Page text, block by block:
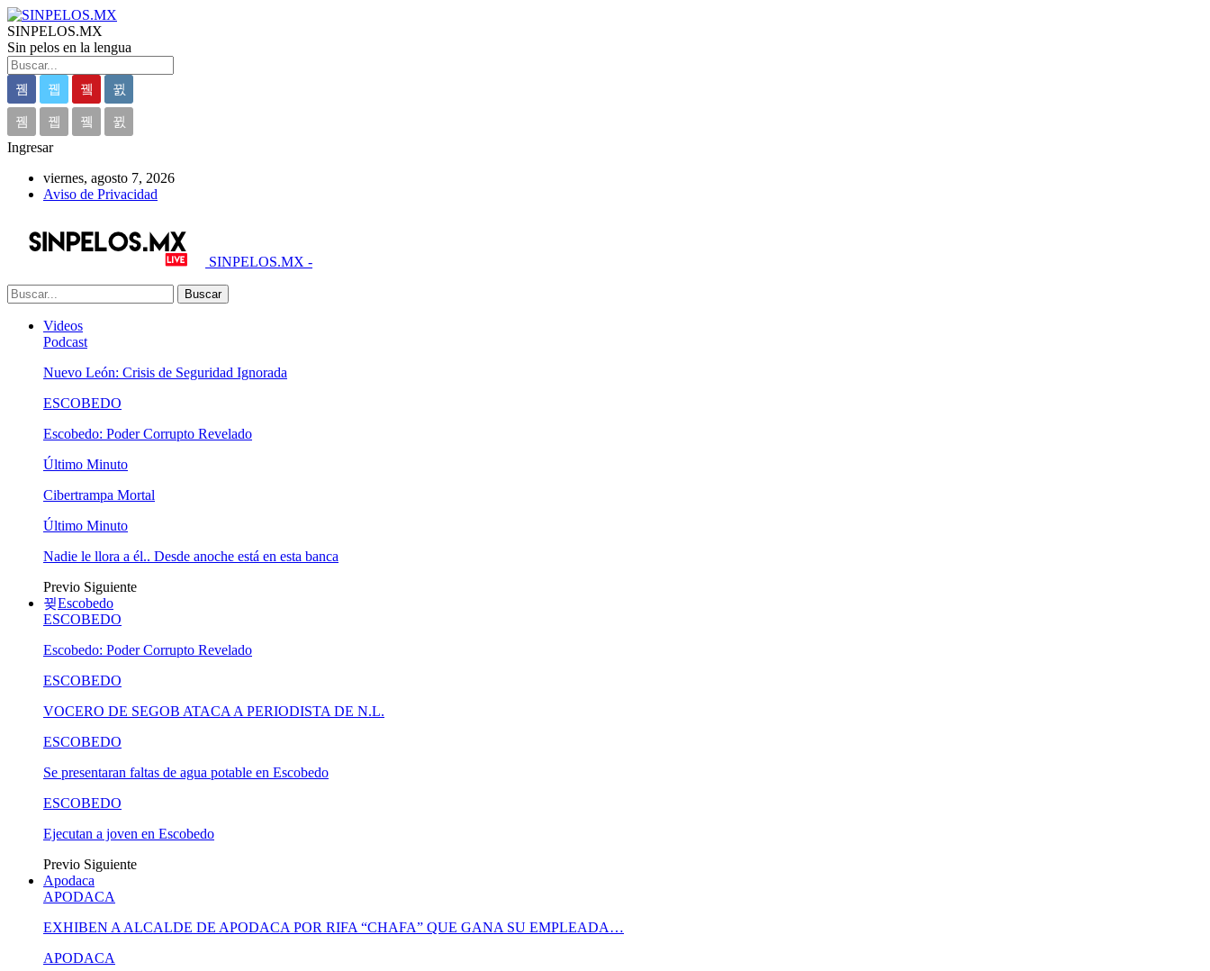
SINPELOS.MX
Sin pelos en la lengua
Ingresar
viernes, agosto 7, 2026
Aviso de Privacidad
SINPELOS.MX -
Videos
Podcast
Nuevo León: Crisis de Seguridad Ignorada
ESCOBEDO
Escobedo: Poder Corrupto Revelado
Último Minuto
Cibertrampa Mortal
Último Minuto
Nadie le llora a él.. Desde anoche está en esta banca
Previo Siguiente
Escobedo
ESCOBEDO
Escobedo: Poder Corrupto Revelado
ESCOBEDO
VOCERO DE SEGOB ATACA A PERIODISTA DE N.L.
ESCOBEDO
Se presentaran faltas de agua potable en Escobedo
ESCOBEDO
Ejecutan a joven en Escobedo
Previo Siguiente
Apodaca
APODACA
EXHIBEN A ALCALDE DE APODACA POR RIFA “CHAFA” QUE GANA SU EMPLEADA…
APODACA